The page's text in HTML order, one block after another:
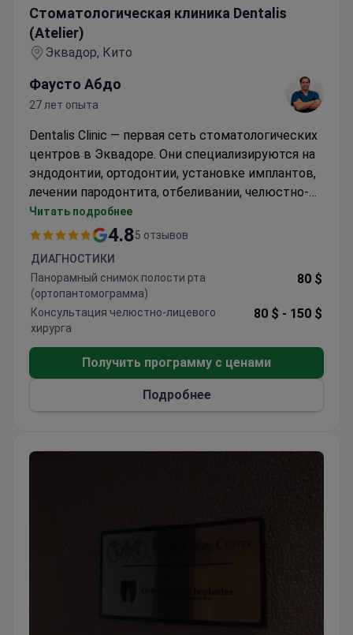
Стоматологическая клиника Dentalis
(Atelier)
Эквадор, Кито
Фаусто Абдо
27 лет опыта
Dentalis Clinic — первая сеть стоматологических
центров в Эквадоре. Они специализируются на
эндодонтии, ортодонтии, установке имплантов,
лечении пародонтита, отбеливании, челюстно-
лицевой хирургии и детской стоматологии.
Читать подробнее
4.85 отзывов
ДИАГНОСТИКИ
Панорамный снимок полости рта
(ортопантомограмма)
80 $
Консультация челюстно-лицевого
хирурга
80 $ - 150 $
Получить программу с ценами
Подробнее